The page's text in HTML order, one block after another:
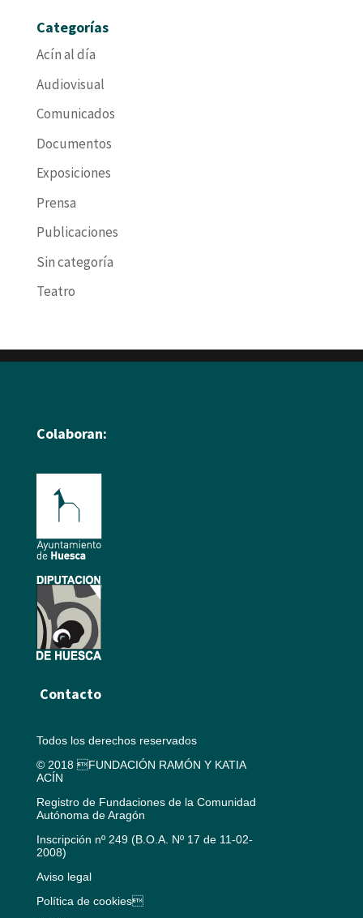
Categorías
Acín al día
Audiovisual
Comunicados
Documentos
Exposiciones
Prensa
Publicaciones
Sin categoría
Teatro
Colaboran:
Contacto
Todos los derechos reservados
© 2018 FUNDACIÓN RAMÓN Y KATIA
ACÍN
Registro de Fundaciones de la Comunidad
Autónoma de Aragón
Inscripción nº 249 (B.O.A. Nº 17 de 11-02-
2008)
Aviso legal
Política de cookies